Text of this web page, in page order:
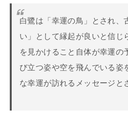
白鷺は「幸運の鳥」とされ、
い」として縁起が良いと信じ
を見かけること自体が幸運の
び立つ姿や空を飛んでいる姿
な幸運が訪れるメッセージと